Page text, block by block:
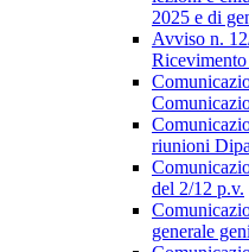
2025 e di
Avviso n.
riunioni
del 2/12 p.v.
generale